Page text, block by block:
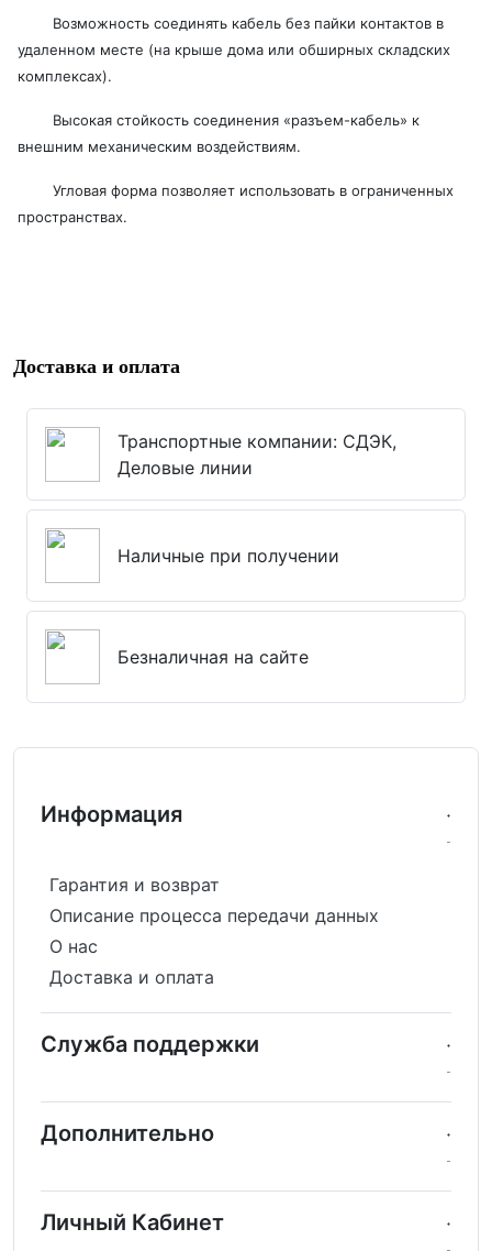
Возможность соединять кабель без пайки контактов в
удаленном месте (на крыше дома или обширных складских
комплексах).
Высокая стойкость соединения «разъем-кабель» к
внешним механическим воздействиям.
Угловая форма позволяет использовать в ограниченных
пространствах.
Доставка и оплата
Транспортные компании: СДЭК,
Деловые линии
Наличные при получении
Безналичная на сайте
Информация
Гарантия и возврат
Описание процесса передачи данных
О нас
Доставка и оплата
Служба поддержки
Дополнительно
Личный Кабинет